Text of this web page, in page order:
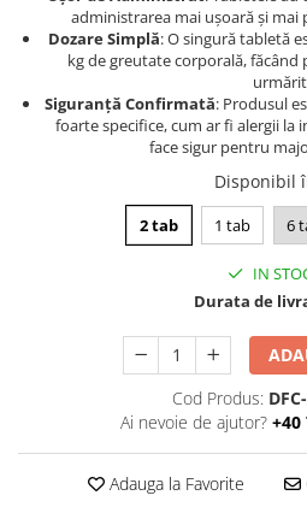
Șampoane și balsamuri
Șampoane și balsamuri
administrarea mai ușoară și
Dozare Simplă: O singură tabletă
kg de greutate corporală, făcând
Siguranță Confirmată: Produsul
foarte specifice, cum ar fi alergii la
face sigur pentru
Disponibil
2 tab 1 tab 6
IN
Durata de
Cod Produs:
Ai nevoie de ajutor? +40
Adauga la Favorite